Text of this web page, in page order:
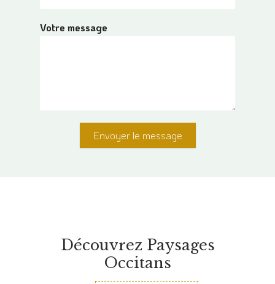
Votre message
Envoyer le message
Découvrez Paysages
Occitans